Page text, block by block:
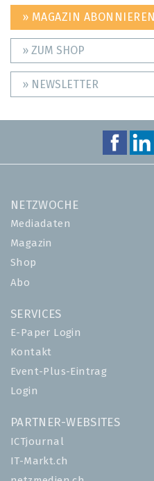
» MAGAZIN ABONNIEREN
» ZUM SHOP
» NEWSLETTER
NETZWOCHE
Mediadaten
Magazin
Shop
Abo
SERVICES
E-Paper Login
Kontakt
Event-Plus-Eintrag
Login
PARTNER-WEBSITES
ICTjournal
IT-Markt.ch